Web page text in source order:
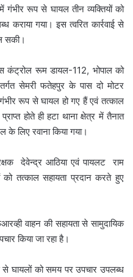
गंभीर रूप से घायल तीन व्यक्तियों को
गया। इस त्वरित कार्रवाई से
सकी।
कंट्रोल रूम डायल-112, भोपाल को
सेमरी फतेहपुर के पास दो मोटर
रूप से घायल हो गए हैं एवं तत्काल
होते ही हटा थाना क्षेत्र में तैनात
लिए रवाना किया गया।
देवेन्द्र आठिया एवं पायलट राम
को तत्काल सहायता प्रदान करते हुए
वाहन की सहायता से सामुदायिक
किया जा रहा है।
से घायलों को समय पर उपचार उपलब्ध